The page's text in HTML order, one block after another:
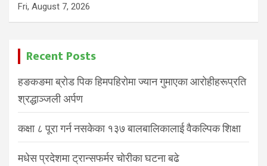
Fri, August 7, 2026
Recent Posts
हङकङमा ब्रोड पिक हिमपहिरोमा ज्यान गुमाएका आरोहीहरूप्रति
श्रद्धाञ्जली अर्पण
कक्षा ८ पूरा गर्न नसकेका १३७ बालबालिकालाई वैकल्पिक शिक्षा
मधेस प्रदेशमा ट्रान्सफर्मर चोरीका घटना बढे